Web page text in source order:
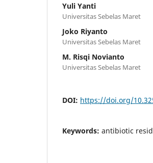
Yuli Yanti
Universitas Sebelas Maret
Joko Riyanto
Universitas Sebelas Maret
M. Risqi Novianto
Universitas Sebelas Maret
DOI: https://doi.org/
Keywords: antibiotic